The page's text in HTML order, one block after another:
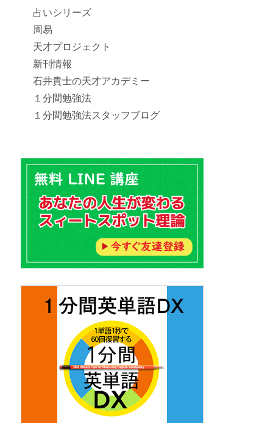
占いシリーズ
周易
天才プロジェクト
新刊情報
石井貴士の天才アカデミー
１分間勉強法
１分間勉強法スタッフブログ